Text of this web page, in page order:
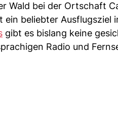
Wald bei der Ortschaft
beliebter Ausflugsziel
gibt es bislang keine
Radio und